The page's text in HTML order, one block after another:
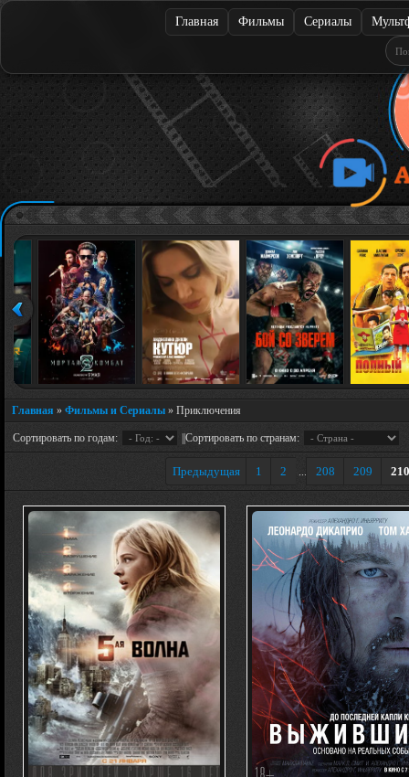
Главная Фильмы Сериалы
Главная » Фильмы и Сериалы » Приключения
Сортировать по годам: ||Сортировать по странам:
Предыдущая 1 2 ... 208 209 210